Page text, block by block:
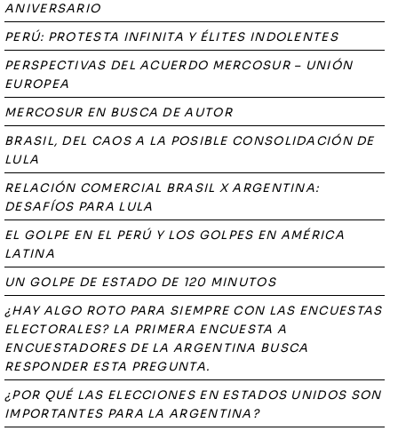
ANIVERSARIO
PERÚ: PROTESTA INFINITA Y ÉLITES INDOLENTES
PERSPECTIVAS DEL ACUERDO MERCOSUR – UNIÓN
EUROPEA
MERCOSUR EN BUSCA DE AUTOR
BRASIL, DEL CAOS A LA POSIBLE CONSOLIDACIÓN DE
LULA
RELACIÓN COMERCIAL BRASIL X ARGENTINA:
DESAFÍOS PARA LULA
EL GOLPE EN EL PERÚ Y LOS GOLPES EN AMÉRICA
LATINA
UN GOLPE DE ESTADO DE 120 MINUTOS
¿HAY ALGO ROTO PARA SIEMPRE CON LAS ENCUESTAS
ELECTORALES? LA PRIMERA ENCUESTA A
ENCUESTADORES DE LA ARGENTINA BUSCA
RESPONDER ESTA PREGUNTA.
¿POR QUÉ LAS ELECCIONES EN ESTADOS UNIDOS SON
IMPORTANTES PARA LA ARGENTINA?